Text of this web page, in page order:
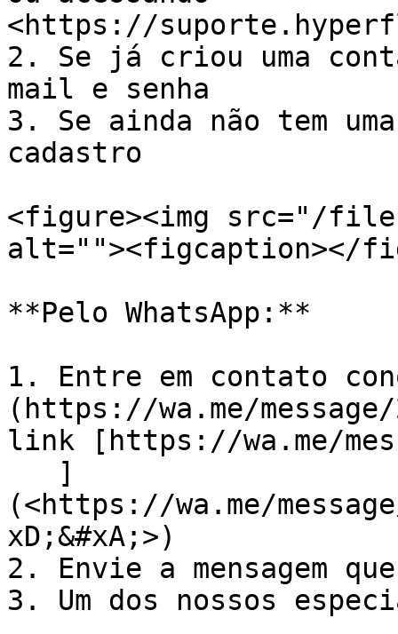
<https://
2. Se já criou uma
mail e senha
3. Se ainda não tem
cadastro
<figure><img src="/
alt=""><figcaption></
**Pelo WhatsApp:**
1. Entre em contato
(https://wa.me/message/
link [https://wa.me/
(<https://wa.me/message/
xD;&#xA;>)
2. Envie a mensagem
3. Um dos nossos